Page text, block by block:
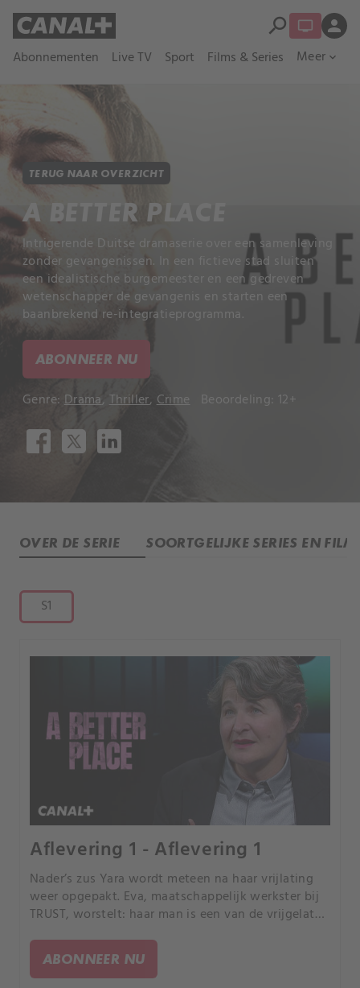
Abonnementen Live TV Sport Films & Series Meer expand_more
search person
TERUG NAAR OVERZICHT
A BETTER PLACE
Intrigerende Duitse dramaserie over een samenleving
zonder gevangenissen. In een fictieve stad sluiten
een idealistische burgemeester en een gedreven
wetenschapper de gevangenis en starten een
baanbrekend re-integratieprogramma.
ABONNEER NU
Genre: Drama, Thriller, Crime Beoordeling: 12+
OVER DE SERIE SOORTGELIJKE SERIES EN
S1
Aflevering 1 - Aflevering 1
Nader’s zus Yara wordt meteen na haar vrijlating
weer opgepakt. Eva, maatschappelijk werkster bij
TRUST, worstelt: haar man is een van de vrijgelaten
ABONNEER NU